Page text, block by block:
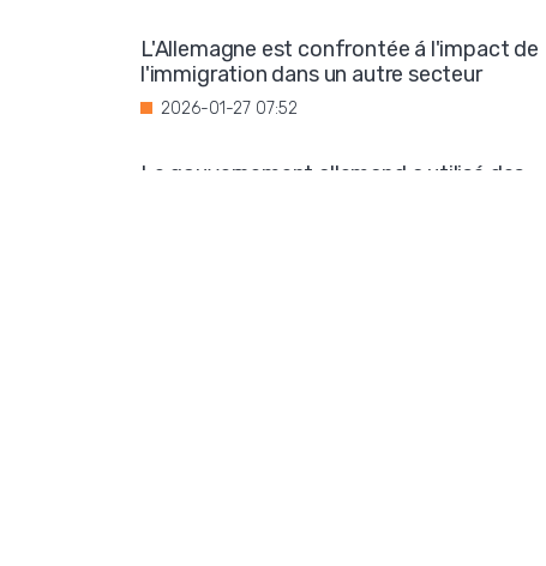
L'Allemagne est confrontée á l'impact de
l'immigration dans un autre secteur
2026-01-27 07:52
Le gouvernement allemand a utilisé des